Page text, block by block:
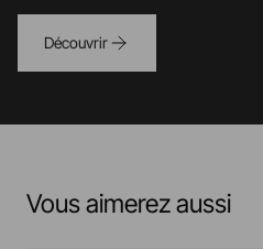
Découvrir
Vous aimerez aussi